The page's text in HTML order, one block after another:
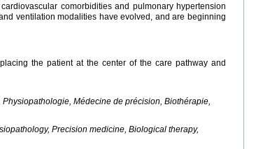
comorbidities and pulmonary hypertension
ventilation modalities have evolved, and are beginning
the patient at the center of the care pathway and
Médecine de précision, Biothérapie,
Precision medicine, Biological therapy,